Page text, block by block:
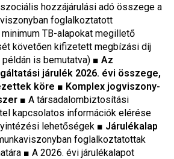
hozzájárulási adó összege a
foglalkoztatott
TB-alapokat megillető
követően kifizetett megbízási díj
is bemutatva) ■ Az
járulék 2026. évi összege,
köre ■ Komplex jogviszony-
■ A társadalombiztosítási
kapcsolatos információk elérése
lehetőségek ■ Járulékalap
foglalkoztatottak
■ A 2026. évi járulékalapot